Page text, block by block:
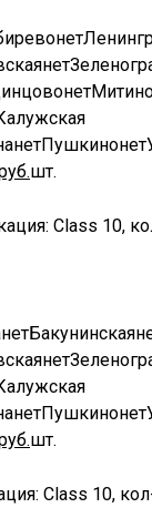
нет
нет
нет
нетПушкинонет
шт.
Class 10,
нетБакунинская
нет
нетПушкинонет
шт.
Class 10,